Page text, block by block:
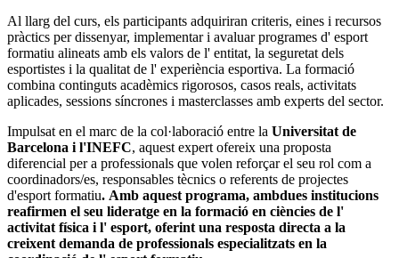
Al llarg del curs, els participants adquiriran criteris, eines i recursos
pràctics per dissenyar, implementar i avaluar programes d' esport
formatiu alineats amb els valors de l' entitat, la seguretat dels
esportistes i la qualitat de l' experiència esportiva. La formació
combina continguts acadèmics rigorosos, casos reals, activitats
aplicades, sessions síncrones i masterclasses amb experts del sector.
Impulsat en el marc de la col·laboració entre la Universitat de
Barcelona i l'INEFC, aquest expert ofereix una proposta
diferencial per a professionals que volen reforçar el seu rol com a
coordinadors/es, responsables tècnics o referents de projectes
d'esport formatiu. Amb aquest programa, ambdues institucions
reafirmen el seu lideratge en la formació en ciències de l'
activitat física i l' esport, oferint una resposta directa a la
creixent demanda de professionals especialitzats en la